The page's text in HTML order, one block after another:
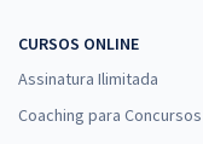
CURSOS ONLINE
Assinatura Ilimitada
Coaching para Concursos